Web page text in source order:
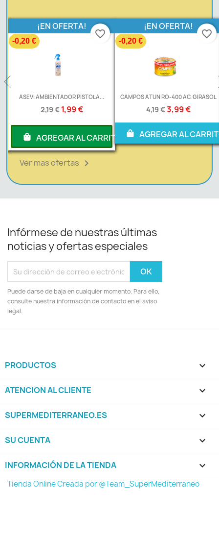
ASEVI AMBIENTADOR PISTOLA...
2,19 € 1,99 €
¡EN OFERTA!
-0,20 €
AGREGAR AL CARRITO
favorite_border
CAMPOS ATUN RO-400 AC. GIRASOL
4,19 €3,99 €
¡EN OFERTA!
-0,20 €
AGREGAR AL
favorite_border
Ver mas ofertas 
Infórmese de nuestras últimas
noticias y ofertas especiales
Puede darse de baja en cualquier momento. Para ello,
consulte nuestra información de contacto en el aviso
legal.
PRODUCTOS 
ATENCION AL CLIENTE 
SUPERMEDITERRANEO.ES 
SU CUENTA 
INFORMACIÓN DE LA TIENDA keyboard_arrow_down
Tienda Online Creada por @Team_SuperMediterraneo